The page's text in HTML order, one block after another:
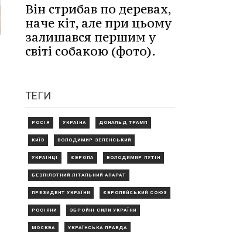
Він стрибав по деревах,
наче кіт, але при цьому
залишався першим у
світі собакою (фото).
ТЕГИ
РОСІЯ УКРАЇНА ДОНАЛЬД ТРАМП
КИЇВ ВОЛОДИМИР ЗЕЛЕНСЬКИЙ
УКРАЇНЦІ ЄВРОПА ВОЛОДИМИР ПУТІН
БЕЗПІЛОТНИЙ ЛІТАЛЬНИЙ АПАРАТ
ПРЕЗИДЕНТ УКРАЇНИ ЄВРОПЕЙСЬКИЙ СОЮЗ
РОСІЯНИ ЗБРОЙНІ СИЛИ УКРАЇНИ
МОСКВА УКРАЇНСЬКА ПРАВДА